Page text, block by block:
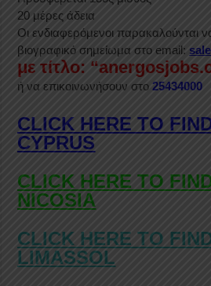
20 μέρες άδεια
Οι ενδιαφερόμενοι παρακαλούνται
βιογραφικό σημείωμα στο email:
με τίτλο:
ή να επικοινωνήσουν στο25434000
CLICK HERE TO
CYPRUS
CLICK HERE TO
NICOSIA
CLICK HERE TO
LIMASSOL